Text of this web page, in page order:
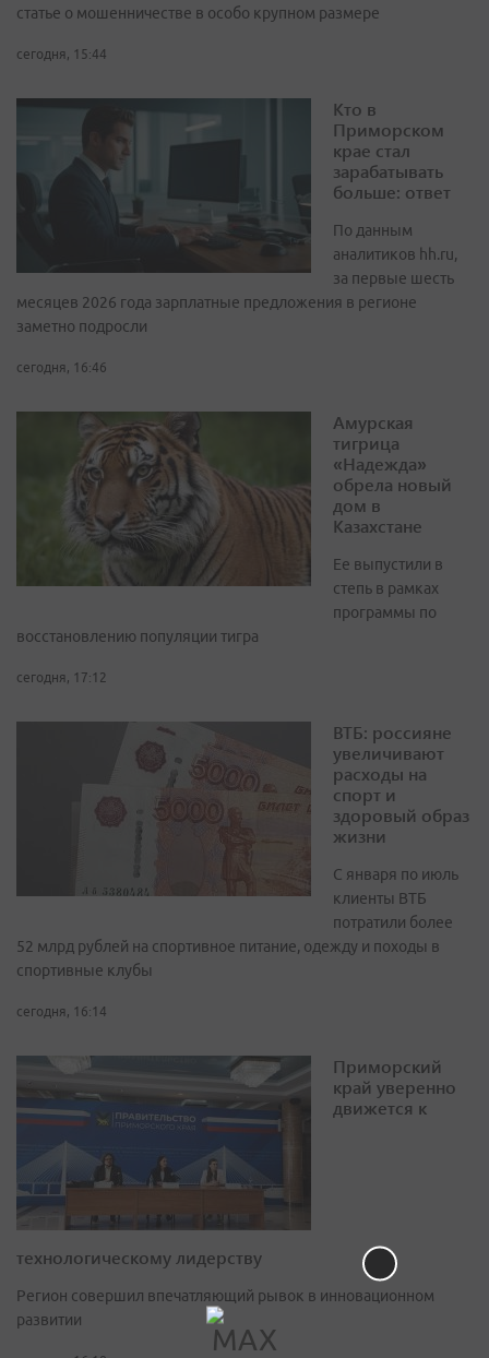
статье о мошенничестве в особо крупном размере
сегодня, 15:44
Кто в
Приморском
крае стал
зарабатывать
больше: ответ
По данным
аналитиков hh.ru,
за первые шесть
месяцев 2026 года зарплатные предложения в регионе
заметно подросли
сегодня, 16:46
Амурская
тигрица
«Надежда»
обрела новый
дом в
Казахстане
Ее выпустили в
степь в рамках
программы по
восстановлению популяции тигра
сегодня, 17:12
ВТБ: россияне
увеличивают
расходы на
спорт и
здоровый образ
жизни
С января по июль
клиенты ВТБ
потратили более
52 млрд рублей на спортивное питание, одежду и походы в
спортивные клубы
сегодня, 16:14
Приморский
край уверенно
движется к
технологическому лидерству
Регион совершил впечатляющий рывок в инновационном
развитии